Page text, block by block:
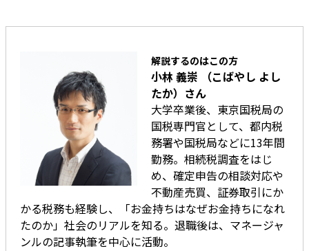
解説するのはこの方
小林 義崇 （こばやし よし
たか）さん
大学卒業後、東京国税局の
国税専門官として、都内税
務署や国税局などに13年間
勤務。相続税調査をはじ
め、確定申告の相談対応や
不動産売買、証券取引にか
かる税務も経験し、「お金持ちはなぜお金持ちになれ
たのか」社会のリアルを知る。退職後は、マネージャ
ンルの記事執筆を中心に活動。